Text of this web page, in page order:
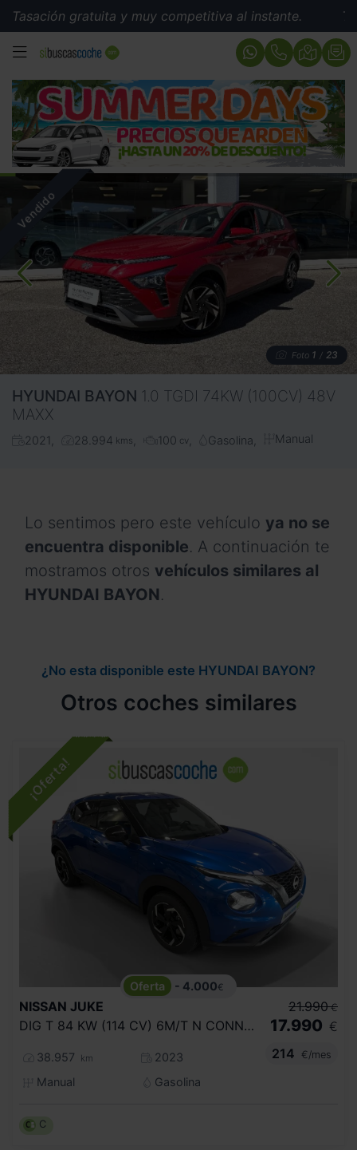
gratuita y muy competitiva al instante.
MENÚ
Foto 1 / 23
HYUNDAI BAYON 1.0 TGDI 74KW (100CV) 48V
MAXX
2021 28.994 kms 100 cv Gasolina Manual
Lo sentimos pero este vehículo ya no se
encuentra disponible. A continuación te
mostramos otros vehículos similares al
HYUNDAI BAYON.
¿No esta disponible este HYUNDAI BAYON?
Otros coches similares
- 4.000€
NISSAN JUKE
DIG T 84 KW (114 CV) 6M/T N CONNECTA
38.957 km
2023
Manual
Gasolina
21.990 €
17.990 €
214
€/mes
C